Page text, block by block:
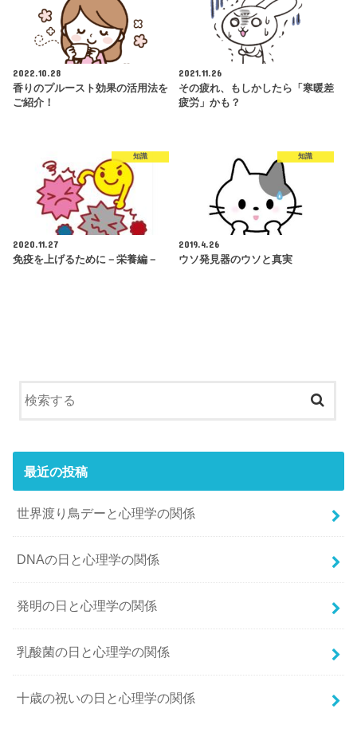
2022.10.28
香りのプルースト効果の活用法を
ご紹介！
2021.11.26
その疲れ、もしかしたら「寒暖差
疲労」かも？
知識
2020.11.27
免疫を上げるために－栄養編－
知識
2019.4.26
ウソ発見器のウソと真実
最近の投稿
世界渡り鳥デーと心理学の関係
DNAの日と心理学の関係
発明の日と心理学の関係
乳酸菌の日と心理学の関係
十歳の祝いの日と心理学の関係